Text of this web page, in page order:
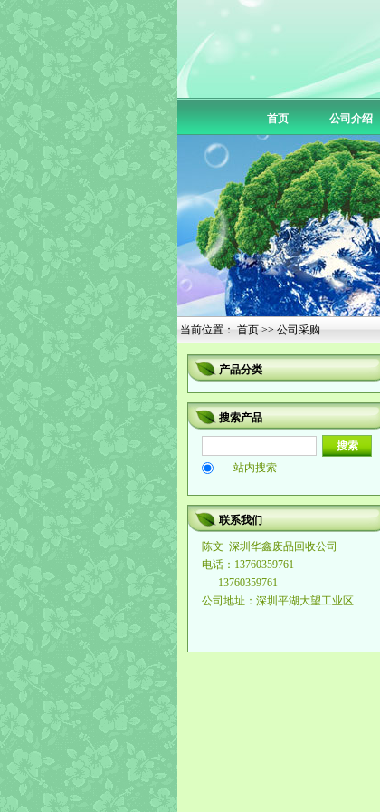
首页 公司介绍
当前位置： 首页 >> 公司采购
产品分类
搜索产品
站内搜索
联系我们
陈文 深圳华鑫废品回收公司
电话：13760359761
13760359761
公司地址：深圳平湖大望工业区